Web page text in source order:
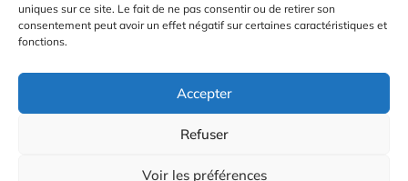
uniques sur ce site. Le fait de ne pas consentir ou de retirer son
consentement peut avoir un effet négatif sur certaines caractéristiques et
fonctions.
Accepter
Refuser
Voir les préférences
© 2026 Radio Calade